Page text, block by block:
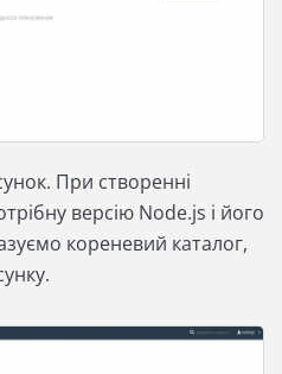
При створенні
версію Node.js і його
кореневий каталог,